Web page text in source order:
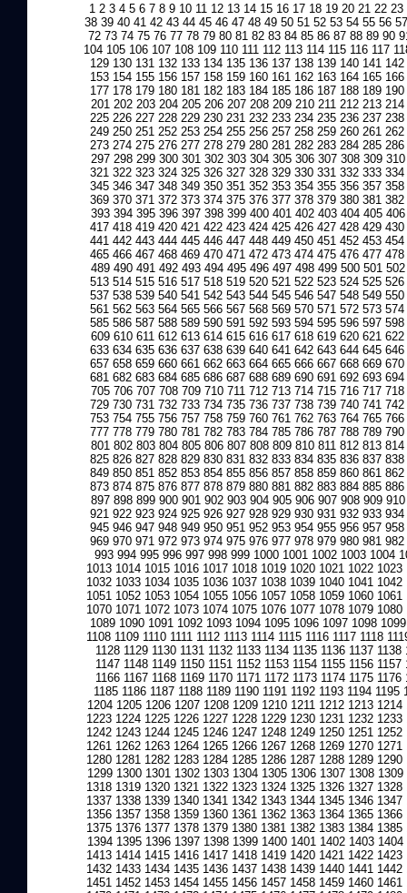
1 2 3 4 5 6 7 8 9 10 11 12 13 14 15 16 17 18 19 20 21 22 23
38 39 40 41 42 43 44 45 46 47 48 49 50 51 52 53 54 55 56
72 73 74 75 76 77 78 79 80 81 82 83 84 85 86 87 88 89 90
104 105 106 107 108 109 110 111 112 113 114 115 116 117
129 130 131 132 133 134 135 136 137 138 139 140 141 142
153 154 155 156 157 158 159 160 161 162 163 164 165 166
177 178 179 180 181 182 183 184 185 186 187 188 189 190
201 202 203 204 205 206 207 208 209 210 211 212 213 214
225 226 227 228 229 230 231 232 233 234 235 236 237 238
249 250 251 252 253 254 255 256 257 258 259 260 261 262
273 274 275 276 277 278 279 280 281 282 283 284 285 286
297 298 299 300 301 302 303 304 305 306 307 308 309 310
321 322 323 324 325 326 327 328 329 330 331 332 333 334
345 346 347 348 349 350 351 352 353 354 355 356 357 358
369 370 371 372 373 374 375 376 377 378 379 380 381 382
393 394 395 396 397 398 399 400 401 402 403 404 405 406
417 418 419 420 421 422 423 424 425 426 427 428 429 430
441 442 443 444 445 446 447 448 449 450 451 452 453 454
465 466 467 468 469 470 471 472 473 474 475 476 477 478
489 490 491 492 493 494 495 496 497 498 499 500 501 502
513 514 515 516 517 518 519 520 521 522 523 524 525 526
537 538 539 540 541 542 543 544 545 546 547 548 549 550
561 562 563 564 565 566 567 568 569 570 571 572 573 574
585 586 587 588 589 590 591 592 593 594 595 596 597 598
609 610 611 612 613 614 615 616 617 618 619 620 621 622
633 634 635 636 637 638 639 640 641 642 643 644 645 646
657 658 659 660 661 662 663 664 665 666 667 668 669 670
681 682 683 684 685 686 687 688 689 690 691 692 693 694
705 706 707 708 709 710 711 712 713 714 715 716 717 718
729 730 731 732 733 734 735 736 737 738 739 740 741 742
753 754 755 756 757 758 759 760 761 762 763 764 765 766
777 778 779 780 781 782 783 784 785 786 787 788 789 790
801 802 803 804 805 806 807 808 809 810 811 812 813 814
825 826 827 828 829 830 831 832 833 834 835 836 837 838
849 850 851 852 853 854 855 856 857 858 859 860 861 862
873 874 875 876 877 878 879 880 881 882 883 884 885 886
897 898 899 900 901 902 903 904 905 906 907 908 909 910
921 922 923 924 925 926 927 928 929 930 931 932 933 934
945 946 947 948 949 950 951 952 953 954 955 956 957 958
969 970 971 972 973 974 975 976 977 978 979 980 981 982
993 994 995 996 997 998 999 1000 1001 1002 1003 1004
1013 1014 1015 1016 1017 1018 1019 1020 1021 1022 1023
1032 1033 1034 1035 1036 1037 1038 1039 1040 1041 1042
1051 1052 1053 1054 1055 1056 1057 1058 1059 1060 1061
1070 1071 1072 1073 1074 1075 1076 1077 1078 1079 1080
1089 1090 1091 1092 1093 1094 1095 1096 1097 1098 1099
1108 1109 1110 1111 1112 1113 1114 1115 1116 1117 1118
1128 1129 1130 1131 1132 1133 1134 1135 1136 1137 1138
1147 1148 1149 1150 1151 1152 1153 1154 1155 1156 1157
1166 1167 1168 1169 1170 1171 1172 1173 1174 1175 1176
1185 1186 1187 1188 1189 1190 1191 1192 1193 1194 1195
1204 1205 1206 1207 1208 1209 1210 1211 1212 1213 1214
1223 1224 1225 1226 1227 1228 1229 1230 1231 1232 1233
1242 1243 1244 1245 1246 1247 1248 1249 1250 1251 1252
1261 1262 1263 1264 1265 1266 1267 1268 1269 1270 1271
1280 1281 1282 1283 1284 1285 1286 1287 1288 1289 1290
1299 1300 1301 1302 1303 1304 1305 1306 1307 1308 1309
1318 1319 1320 1321 1322 1323 1324 1325 1326 1327 1328
1337 1338 1339 1340 1341 1342 1343 1344 1345 1346 1347
1356 1357 1358 1359 1360 1361 1362 1363 1364 1365 1366
1375 1376 1377 1378 1379 1380 1381 1382 1383 1384 1385
1394 1395 1396 1397 1398 1399 1400 1401 1402 1403 1404
1413 1414 1415 1416 1417 1418 1419 1420 1421 1422 1423
1432 1433 1434 1435 1436 1437 1438 1439 1440 1441 1442
1451 1452 1453 1454 1455 1456 1457 1458 1459 1460 1461